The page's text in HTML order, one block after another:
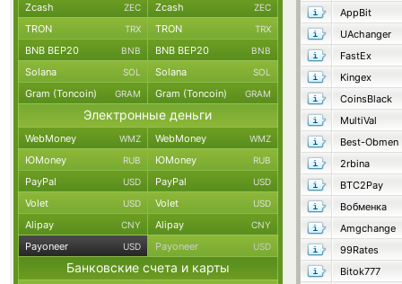
AppBit
UAchanger
FastEx
Kingex
CoinsBlack
MultiVal
Best-Obmen
2rbina
BTC2Pay
Вобменка
Amgchange
99Rates
Bitok777
Zcash ZEC Zcash ZEC
TRON TRX TRON TRX
BNB BEP20 BNB BNB BEP20 BNB
Solana SOL Solana SOL
Gram (Toncoin) GRAM Gram (Toncoin) GRAM
Электронные деньги
WebMoney WMZ WebMoney WMZ
ЮMoney RUB ЮMoney RUB
PayPal USD PayPal USD
Volet USD Volet USD
Alipay CNY Alipay CNY
Payoneer USD Payoneer USD
Банковские счета и карты